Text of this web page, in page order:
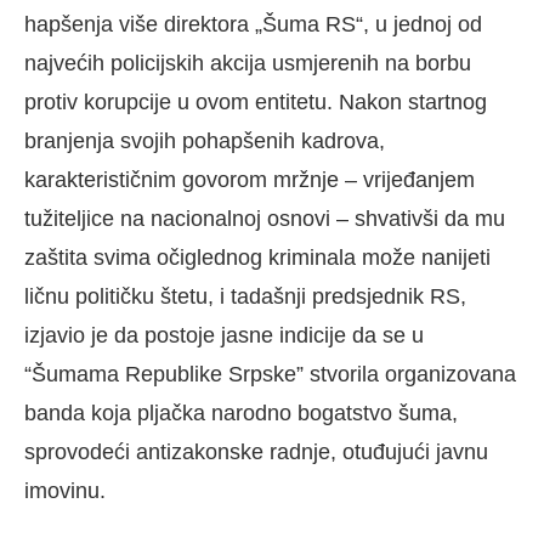
hapšenja više direktora „Šuma RS“, u jednoj od
najvećih policijskih akcija usmjerenih na borbu
protiv korupcije u ovom entitetu. Nakon startnog
branjenja svojih pohapšenih kadrova,
karakterističnim govorom mržnje – vrijeđanjem
tužiteljice na nacionalnoj osnovi – shvativši da mu
zaštita svima očiglednog kriminala može nanijeti
ličnu političku štetu, i tadašnji predsjednik RS,
izjavio je da postoje jasne indicije da se u
“Šumama Republike Srpske” stvorila organizovana
banda koja pljačka narodno bogatstvo šuma,
sprovodeći antizakonske radnje, otuđujući javnu
imovinu.